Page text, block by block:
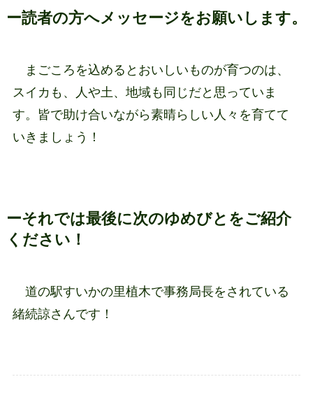
ー読者の方へメッセージをお願いします。
まごころを込めるとおいしいものが育つのは、
スイカも、人や土、地域も同じだと思っていま
す。皆で助け合いながら素晴らしい人々を育てて
いきましょう！
ーそれでは最後に次のゆめびとをご紹介
ください！
道の駅すいかの里植木で事務局長をされている
緒続諒さんです！